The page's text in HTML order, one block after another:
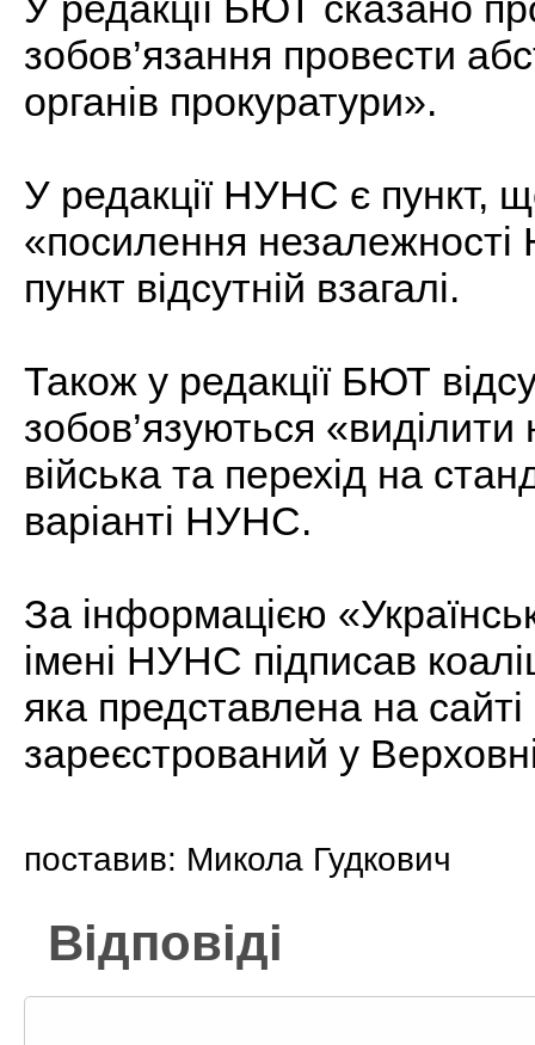
зобов’язання провести
органів прокуратури».
У редакції НУНС є пункт,
«посилення
пункт відсутній взагалі.
Також у редакції БЮТ
зобов’язуються
війська та перехід на
варіанті НУНС.
За інформацією
імені НУНС підписав
яка представлена на
зареєстрований у
поставив: Микола Гудкович
Відповіді